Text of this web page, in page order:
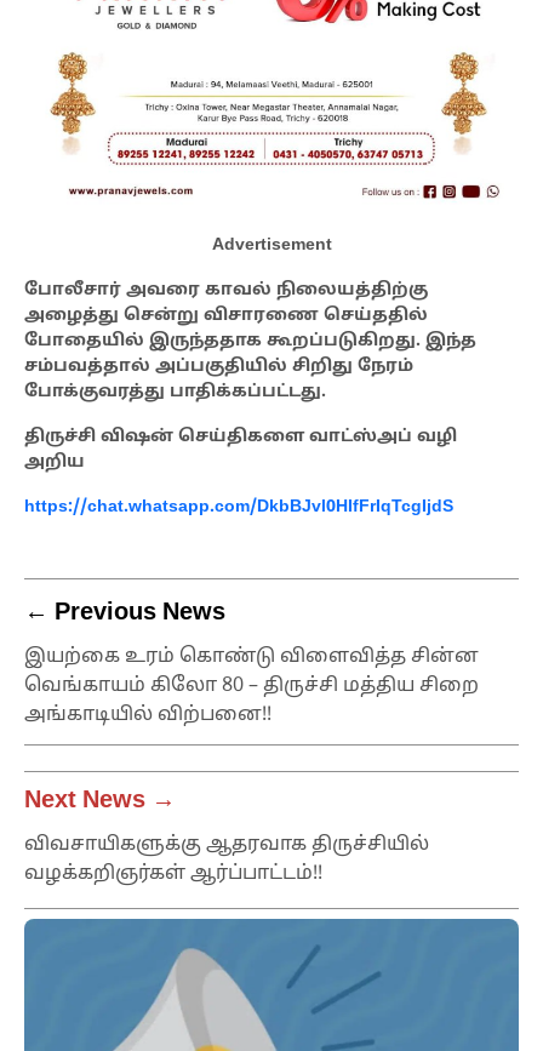
Advertisement
போலீசார் அவரை காவல் நிலையத்திற்கு
அழைத்து சென்று விசாரணை செய்ததில்
போதையில் இருந்ததாக கூறப்படுகிறது. இந்த
சம்பவத்தால் அப்பகுதியில் சிறிது நேரம்
போக்குவரத்து பாதிக்கப்பட்டது.
திருச்சி விஷன் செய்திகளை வாட்ஸ்அப் வழி
அறிய
https://chat.whatsapp.com/DkbBJvl0HIfFrIqTcgIjdS
← Previous News
இயற்கை உரம் கொண்டு விளைவித்த சின்ன
வெங்காயம் கிலோ 80 – திருச்சி மத்திய சிறை
அங்காடியில் விற்பனை!!
Next News →
விவசாயிகளுக்கு ஆதரவாக திருச்சியில்
வழக்கறிஞர்கள் ஆர்ப்பாட்டம்!!